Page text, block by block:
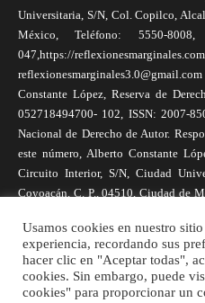
Universitaria, S/N, Col. Copilco,
México, Teléfono: 5550-
047,https://
Constante López, Reserva de
052718494700- 102, ISSN: 2007-
Nacional de Derecho de Autor.
este número, Alberto Constante
Circuito Interior, S/N, Ciudad
Coyoacán, C. P., 04510, Ciudad de
necesariamente reflejan la postura
Autónoma de México. Los autores
sus artículos. Se autoriza la
publicados siempre y cuando se
Usamos cookies en nuestro
experiencia, recordando sus
hacer clic en "Aceptar todas",
cookies. Sin embargo, puede
cookies" para proporcionar un